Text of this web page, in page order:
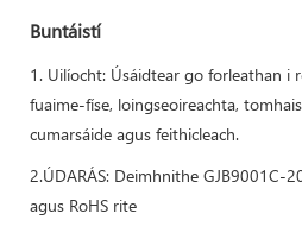
Buntáistí
1. Uilíocht: Úsáidtear go forleathan i
fuaime-físe, loingseoireachta,
cumarsáide agus feithicleach.
2.ÚDARÁS: Deimhnithe GJB9001C-
agus RoHS rite